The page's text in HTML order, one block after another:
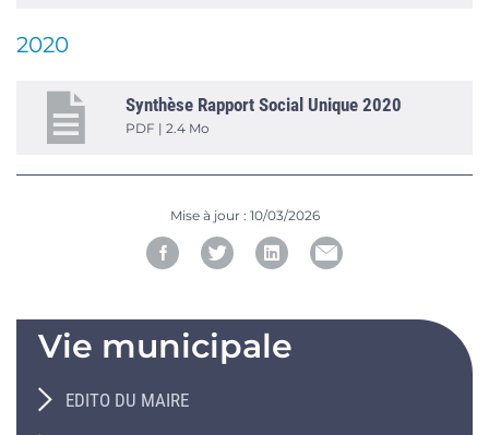
2020
Synthèse Rapport Social Unique 2020
PDF | 2.4 Mo
Mise à jour : 10/03/2026
Vie municipale
EDITO DU MAIRE